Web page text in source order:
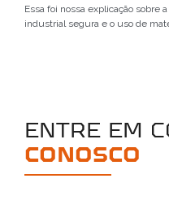
Essa foi nossa explicação sobre
industrial segura e o uso de
ENTRE EM
CONOSCO